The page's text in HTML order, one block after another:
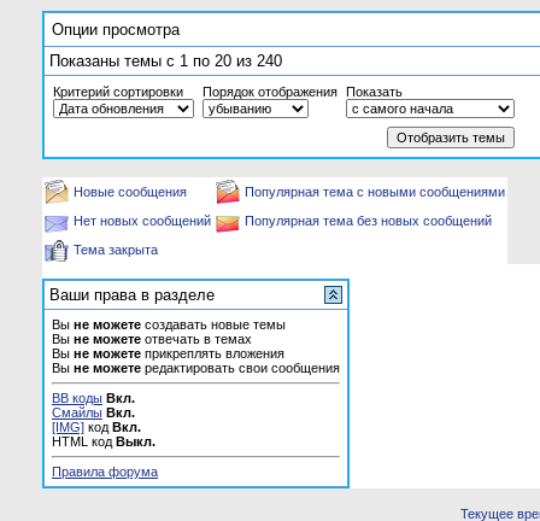
Опции просмотра
Показаны темы с 1 по 20 из 240
Критерий сортировки Порядок отображения Показать
Новые сообщения
Популярная тема с новыми сообщениями
Нет новых сообщений
Популярная тема без новых сообщений
Тема закрыта
Ваши права в разделе
Вы не можете создавать новые темы
Вы не можете отвечать в темах
Вы не можете прикреплять вложения
Вы не можете редактировать свои сообщения
BB коды Вкл.
Смайлы Вкл.
[IMG] код Вкл.
HTML код Выкл.
Правила форума
Текущее